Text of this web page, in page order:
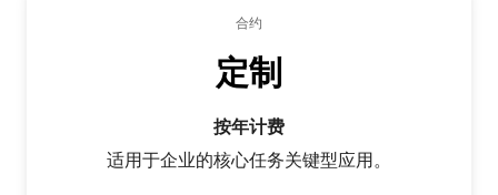
合约
定制
按年计费
适用于企业的核心任务关键型应用。